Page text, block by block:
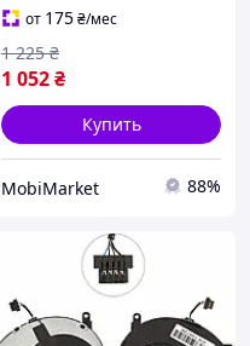
от 175₴/мес
1 052₴
1 225 ₴
Купить
MobiMarket 88%